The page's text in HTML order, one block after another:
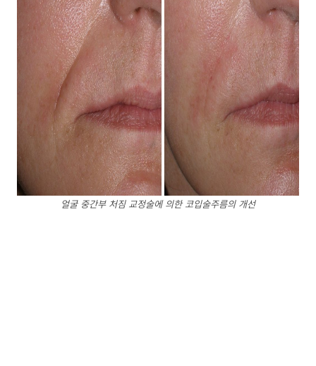
얼굴 중간부 처짐 교정술에 의한 코입술주름의 개선